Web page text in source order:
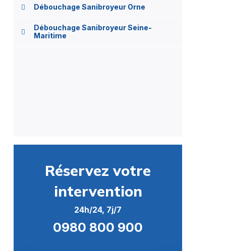
Débouchage Sanibroyeur Orne
Débouchage Sanibroyeur Seine-
Maritime
Réservez votre
intervention
24h/24, 7j/7
0980 800 900